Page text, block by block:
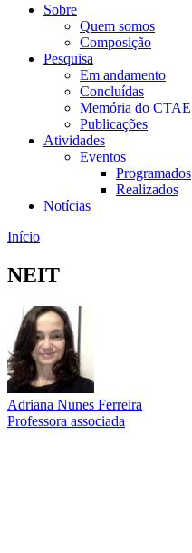
Sobre
Quem somos
Composição
Pesquisa
Em andamento
Concluídas
Memória do CTAE
Publicações
Atividades
Eventos
Programados
Realizados
Notícias
Início
NEIT
Adriana Nunes Ferreira
Professora associada